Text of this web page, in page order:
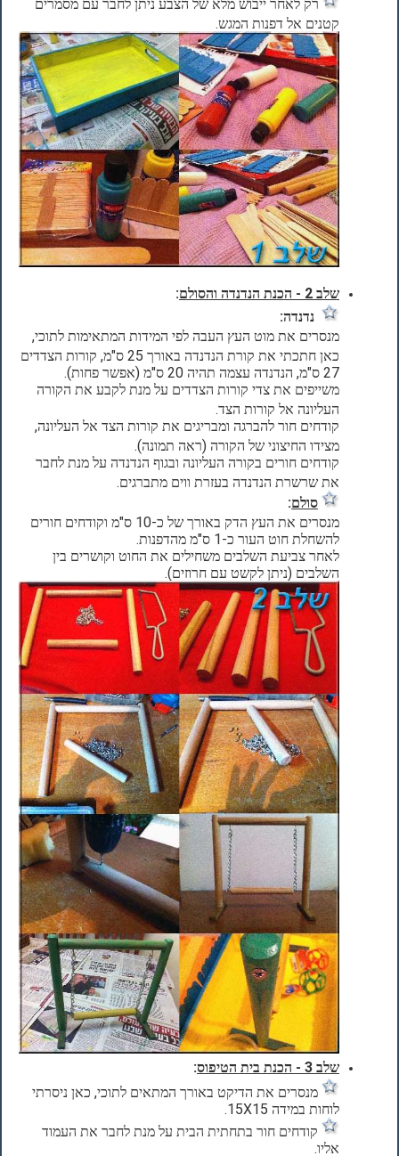
רק לאחר ייבוש מלא של הצבע ניתן לחבר עם מסמרים
קטנים אל דפנות המגש.
שלב 2 - הכנת הנדנדה והסולם
:
נדנדה:
מנסרים את מוט העץ העבה לפי המידות המתאימות לתוכי,
כאן חתכתי את קורת הנדנדה באורך 25 ס"מ, קורות הצדדים
27 ס"מ, הנדנדה עצמה תהיה 20 ס"מ (אפשר פחות).
משייפים את צדי קורות הצדדים על מנת לקבע את הקורה
העליונה אל קורות הצד.
קודחים חור להברגה ומבריגים את קורות הצד אל העליונה,
מצידו החיצוני של הקורה (ראה תמונה).
קודחים חורים בקורה העליונה ובגוף הנדנדה על מנת לחבר
את שרשרת הנדנדה בעזרת ווים מתברגים.
סולם:
מנסרים את העץ הדק באורך של כ-10 ס"מ וקודחים חורים
להשחלת חוט העור כ-1 ס"מ מהדפנות.
לאחר צביעת השלבים משחילים את החוט וקושרים בין
השלבים (ניתן לקשט עם חרוזים).
שלב 3 - הכנת בית הטיפוס :
מנסרים את הדיקט באורך המתאים לתוכי, כאן ניסרתי
לוחות במידה 15X15.
קודחים חור בתחתית הבית על מנת לחבר את העמוד
אליו.